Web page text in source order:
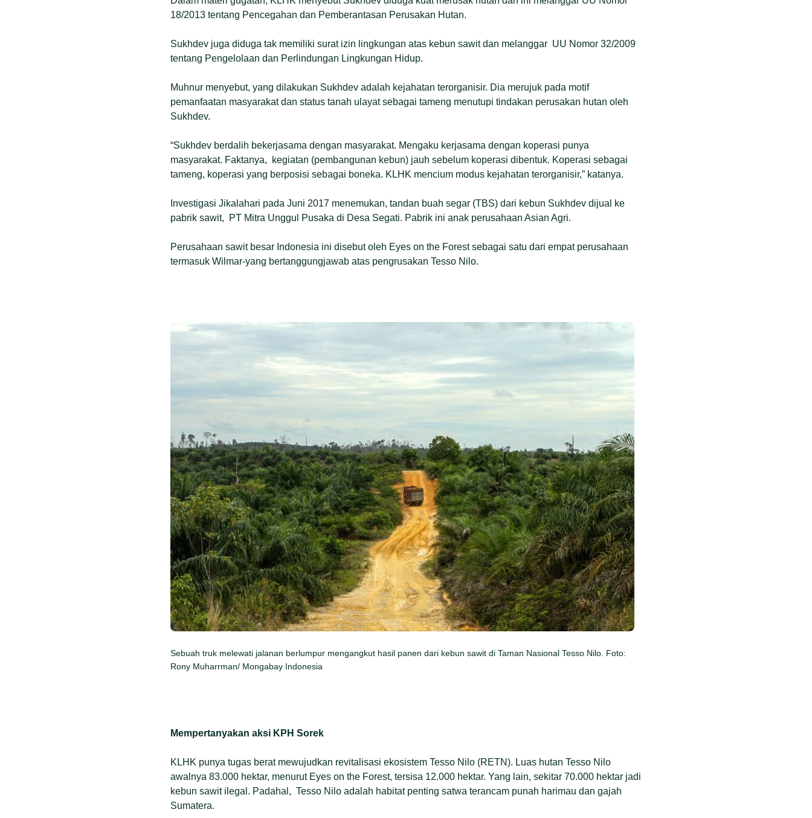
18/2013 tentang Pencegahan dan Pemberantasan Perusakan Hutan.
Sukhdev juga diduga tak memiliki surat izin lingkungan atas kebun sawit dan melanggar UU Nomor 32/2009
tentang Pengelolaan dan Perlindungan Lingkungan Hidup.
Muhnur menyebut, yang dilakukan Sukhdev adalah kejahatan terorganisir. Dia merujuk pada motif
pemanfaatan masyarakat dan status tanah ulayat sebagai tameng menutupi tindakan perusakan hutan oleh
Sukhdev.
“Sukhdev berdalih bekerjasama dengan masyarakat. Mengaku kerjasama dengan koperasi punya
masyarakat. Faktanya, kegiatan (pembangunan kebun) jauh sebelum koperasi dibentuk. Koperasi sebagai
tameng, koperasi yang berposisi sebagai boneka. KLHK mencium modus kejahatan terorganisir,” katanya.
Investigasi Jikalahari pada Juni 2017 menemukan, tandan buah segar (TBS) dari kebun Sukhdev dijual ke
pabrik sawit, PT Mitra Unggul Pusaka di Desa Segati. Pabrik ini anak perusahaan Asian Agri.
Perusahaan sawit besar Indonesia ini disebut oleh Eyes on the Forest sebagai satu dari empat perusahaan
termasuk Wilmar-yang bertanggungjawab atas pengrusakan Tesso Nilo.
Sebuah truk melewati jalanan berlumpur mengangkut hasil panen dari kebun sawit di Taman Nasional Tesso Nilo. Foto:
Rony Muharrman/ Mongabay Indonesia
Mempertanyakan aksi KPH Sorek
KLHK punya tugas berat mewujudkan revitalisasi ekosistem Tesso Nilo (RETN). Luas hutan Tesso Nilo
awalnya 83.000 hektar, menurut Eyes on the Forest, tersisa 12.000 hektar. Yang lain, sekitar 70.000 hektar jadi
kebun sawit ilegal. Padahal, Tesso Nilo adalah habitat penting satwa terancam punah harimau dan gajah
Sumatera.